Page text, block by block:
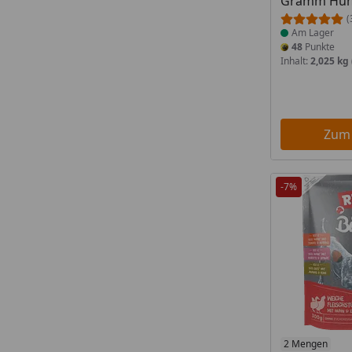
Am Lager
48 Punkte
Inhalt: 2,025 kg
-7%
2 Mengen
Produkt am